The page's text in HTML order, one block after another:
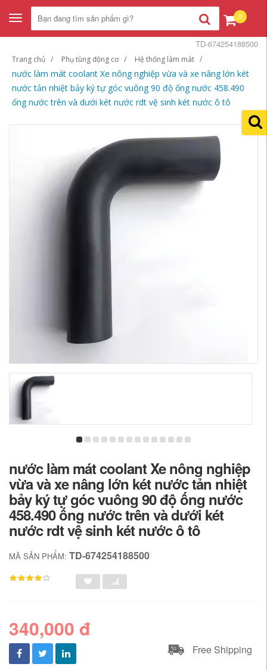
Toggle
navigation
0
Trang chủ Phụ tùng động cơ Hệ thống làm mát
nước làm mát coolant Xe nông nghiệp vừa và xe nâng lớn két
nước tản nhiệt bảy ký tự góc vuông 90 độ ống nước 458.490
ống nước trên và dưới két nước rdt vệ sinh két nước ô tô
TD-674254188500
nước làm mát coolant Xe nông nghiệp
vừa và xe nâng lớn két nước tản nhiệt
bảy ký tự góc vuông 90 độ ống nước
458.490 ống nước trên và dưới két
nước rdt vệ sinh két nước ô tô
MÃ SẢN PHẨM: TD-674254188500
340,000 đ
Free Shipping